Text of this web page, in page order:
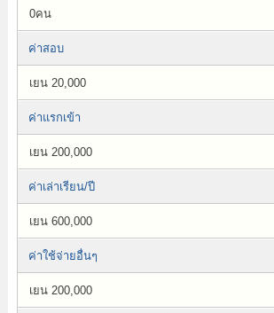
0คน
ค่าสอบ
เยน 20,000
ค่าแรกเข้า
เยน 200,000
ค่าเล่าเรียน/ปี
เยน 600,000
ค่าใช้จ่ายอื่นๆ
เยน 200,000